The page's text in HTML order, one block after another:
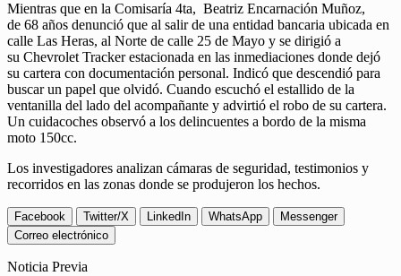
Mientras que en la Comisaría 4ta, Beatriz Encarnación Muñoz,
de 68 años denunció que al salir de una entidad bancaria ubicada en
calle Las Heras, al Norte de calle 25 de Mayo y se dirigió a
su Chevrolet Tracker estacionada en las inmediaciones donde dejó
su cartera con documentación personal. Indicó que descendió para
buscar un papel que olvidó. Cuando escuchó el estallido de la
ventanilla del lado del acompañante y advirtió el robo de su cartera.
Un cuidacoches observó a los delincuentes a bordo de la misma
moto 150cc.
Los investigadores analizan cámaras de seguridad, testimonios y
recorridos en las zonas donde se produjeron los hechos.
Facebook Twitter/X LinkedIn WhatsApp
Messenger
Correo electrónico
Noticia Previa